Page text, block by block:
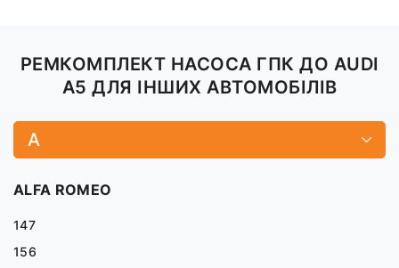
РЕМКОМПЛЕКТ НАСОСА ГПК ДО AUDI
A5 ДЛЯ ІНШИХ АВТОМОБІЛІВ
A
ALFA ROMEO
147
156